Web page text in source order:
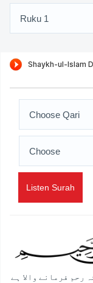
Listen Surah
رحم فرمانے والا ہے